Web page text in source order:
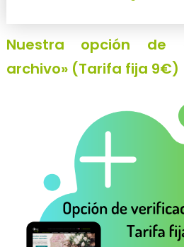
Nuestra opción de
archivo» (Tarifa fija 9€)